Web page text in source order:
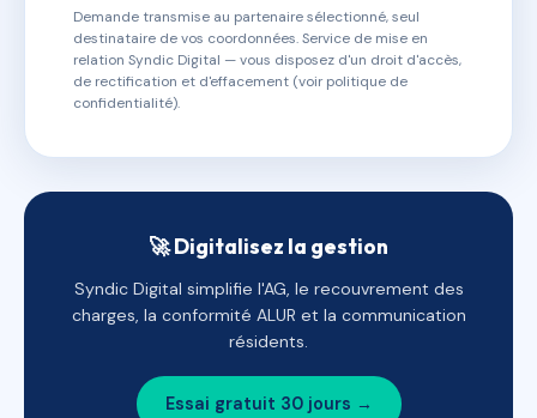
Demande transmise au partenaire sélectionné, seul
destinataire de vos coordonnées. Service de mise en
relation Syndic Digital — vous disposez d'un droit d'accès,
de rectification et d'effacement (voir politique de
confidentialité).
🚀 Digitalisez la gestion
Syndic Digital simplifie l'AG, le recouvrement des
charges, la conformité ALUR et la communication
résidents.
Essai gratuit 30 jours →